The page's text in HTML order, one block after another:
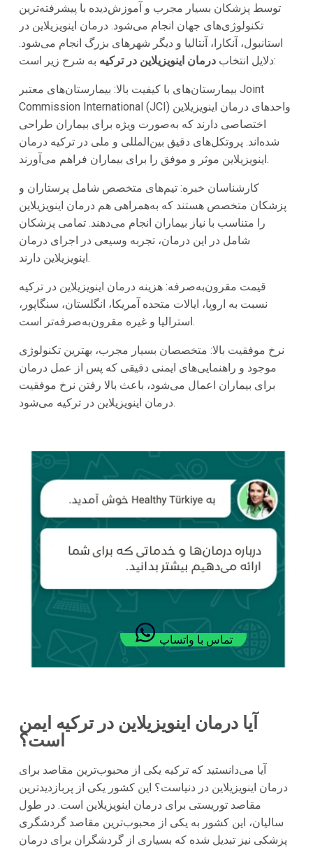
توسط پزشکان بسیار مجرب و آموزش‌دیده با پیشرفته‌ترین
تکنولوژی‌های جهان انجام می‌شود. درمان اینویزیلاین در
استانبول، آنکارا، آنتالیا و دیگر شهرهای بزرگ انجام می‌شود.
دلایل انتخابدرمان اینویزیلاین در ترکیه به شرح زیر است:
بیمارستان‌های با کیفیت بالا: بیمارستان‌های معتبر Joint
Commission International (JCI) واحدهای درمان اینویزیلاین
اختصاصی دارند که به‌صورت ویژه برای بیماران طراحی
شده‌اند. پروتکل‌های دقیق بین‌المللی و ملی در ترکیه درمان
اینویزیلاین موثر و موفق را برای بیماران فراهم می‌آورند.
کارشناسان خبره: تیم‌های متخصص شامل پرستاران و
پزشکان متخصص هستند که به‌همراهی هم درمان اینویزیلاین
را متناسب با نیاز بیماران انجام می‌دهند. تمامی پزشکان
شامل در این درمان، تجربه وسیعی در اجرای درمان
اینویزیلاین دارند.
قیمت مقرون‌به‌صرفه: هزینه درمان اینویزیلاین در ترکیه
نسبت به اروپا، ایالات متحده آمریکا، انگلستان، سنگاپور،
استرالیا و غیره مقرون‌به‌صرفه‌تر است.
نرخ موفقیت بالا: متخصصان بسیار مجرب، بهترین تکنولوژی‌
موجود و راهنمایی‌های ایمنی دقیقی که پس از عمل درمان
برای بیماران اعمال می‌شود، باعث بالا رفتن نرخ موفقیت
درمان اینویزیلاین در ترکیه می‌شود.
تماس با واتساپ
آیا درمان اینویزیلاین در ترکیه ایمن
است؟
آیا می‌دانستید که ترکیه یکی از محبوب‌ترین مقاصد برای
درمان اینویزیلاین در دنیاست؟ این کشور یکی از پربازدیدترین
مقاصد توریستی برای درمان اینویزیلاین است. در طول
سالیان، این کشور به یکی از محبوب‌ترین مقاصد گردشگری
پزشکی نیز تبدیل شده که بسیاری از گردشگران برای درمان